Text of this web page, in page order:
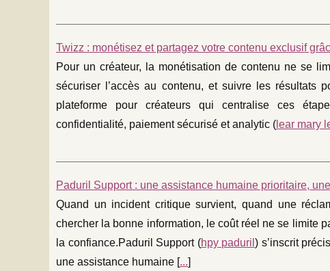
Twizz : monétisez et partagez votre contenu exclusif
Pour un créateur, la monétisation de contenu ne se
sécuriser l’accès au contenu, et suivre les résultats
plateforme pour créateurs qui centralise ces
confidentialité, paiement sécurisé et analytic ( lear mary
Paduril Support : une assistance humaine prioritaire,
Quand un incident critique survient, quand une
chercher la bonne information, le coût réel ne se limite
la confiance.Paduril Support (hpy paduril) s’inscrit
une assistance humaine [...]